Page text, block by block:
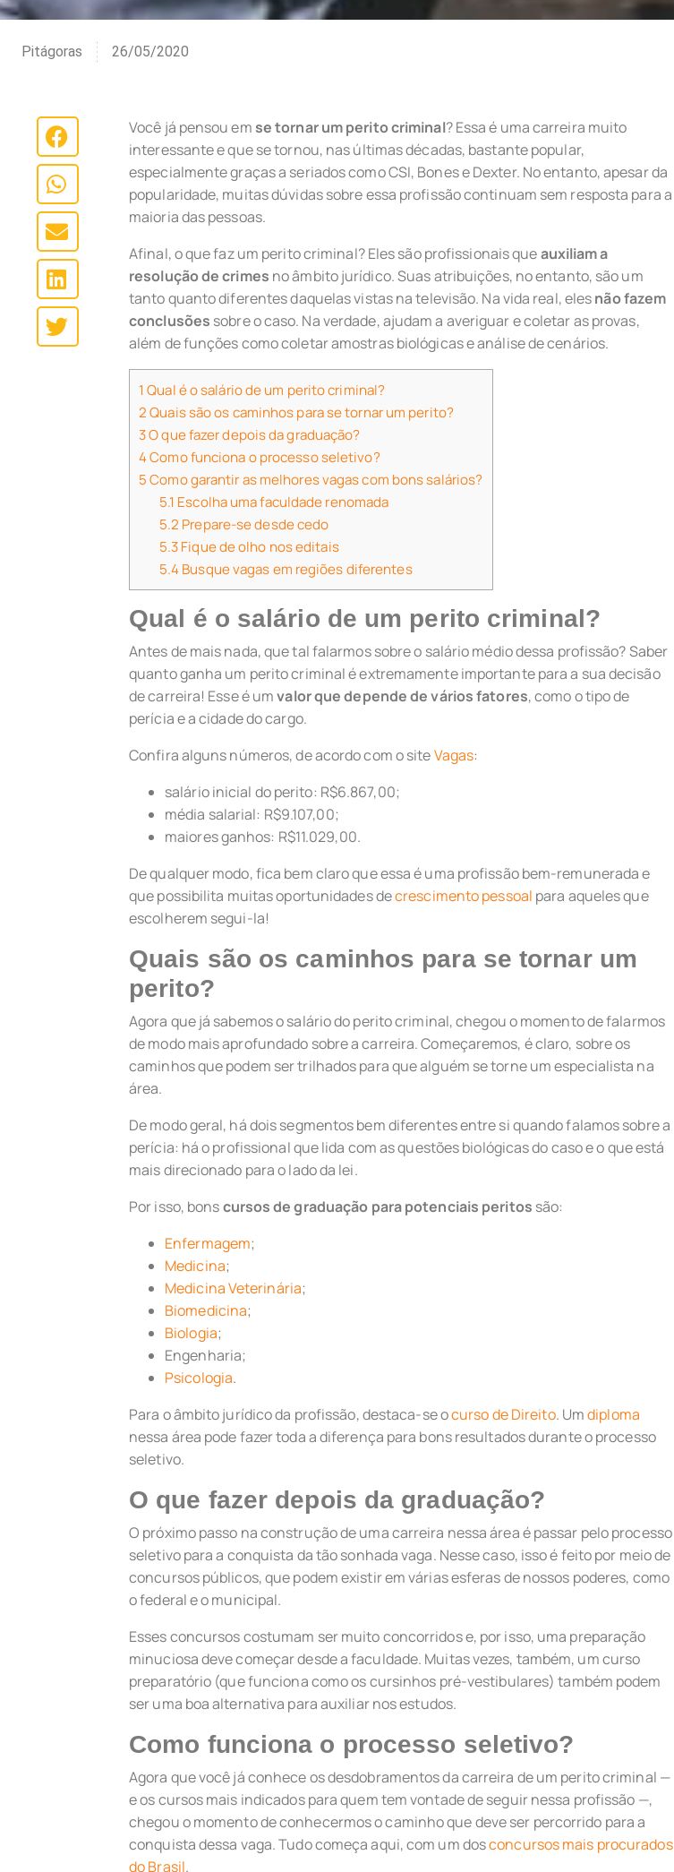
Pitágoras 26/05/2020
Você já pensou em se tornar um perito criminal? Essa é uma carreira muito
interessante e que se tornou, nas últimas décadas, bastante popular,
especialmente graças a seriados como CSI, Bones e Dexter. No entanto, apesar da
popularidade, muitas dúvidas sobre essa profissão continuam sem resposta para a
maioria das pessoas.
Afinal, o que faz um perito criminal? Eles são profissionais queauxiliam a
resolução de crimes no âmbito jurídico. Suas atribuições, no entanto, são um
tanto quanto diferentes daquelas vistas na televisão. Na vida real, elesnão fazem
conclusões sobre o caso. Na verdade, ajudam a averiguar e coletar as provas,
além de funções como coletar amostras biológicas e análise de cenários.
1 Qual é o salário de um perito criminal?
2Quais são os caminhos para se tornar um perito?
3O que fazer depois da graduação?
4Como funciona o processo seletivo?
5Como garantir as melhores vagas com bons salários?
5.1 Escolha uma faculdade renomada
5.2 Prepare-se desde cedo
5.3Fique de olho nos editais
5.4Busque vagas em regiões diferentes
Qual é o salário de um perito criminal?
Antes de mais nada, que tal falarmos sobre o salário médio dessa profissão? Saber
quanto ganha um perito criminal é extremamente importante para a sua decisão
de carreira! Esse é umvalor que depende de vários fatores, como o tipo de
perícia e a cidade do cargo.
Confira alguns números, de acordo com o siteVagas:
salário inicial do perito: R$6.867,00;
média salarial: R$9.107,00;
maiores ganhos: R$11.029,00.
De qualquer modo, fica bem claro que essa é uma profissão bem-remunerada e
que possibilita muitas oportunidades decrescimento pessoal para aqueles que
escolherem segui-la!
Quais são os caminhos para se tornar um
perito?
Agora que já sabemos o salário do perito criminal, chegou o momento de falarmos
de modo mais aprofundado sobre a carreira. Começaremos, é claro, sobre os
caminhos que podem ser trilhados para que alguém se torne um especialista na
área.
De modo geral, há dois segmentos bem diferentes entre si quando falamos sobre a
perícia: há o profissional que lida com as questões biológicas do caso e o que está
mais direcionado para o lado da lei.
Por isso, bonscursos de graduação para potenciais peritos são:
Enfermagem;
Medicina;
Medicina Veterinária;
Biomedicina;
Biologia;
Engenharia;
Psicologia.
Para o âmbito jurídico da profissão, destaca-se ocurso de Direito. Umdiploma
nessa área pode fazer toda a diferença para bons resultados durante o processo
seletivo.
O que fazer depois da graduação?
O próximo passo na construção de uma carreira nessa área é passar pelo processo
seletivo para a conquista da tão sonhada vaga. Nesse caso, isso é feito por meio de
concursos públicos, que podem existir em várias esferas de nossos poderes, como
o federal e o municipal.
Esses concursos costumam ser muito concorridos e, por isso, uma preparação
minuciosa deve começar desde a faculdade. Muitas vezes, também, um curso
preparatório (que funciona como os cursinhos pré-vestibulares) também podem
ser uma boa alternativa para auxiliar nos estudos.
Como funciona o processo seletivo?
Agora que você já conhece os desdobramentos da carreira de um perito criminal —
e os cursos mais indicados para quem tem vontade de seguir nessa profissão —,
chegou o momento de conhecermos o caminho que deve ser percorrido para a
conquista dessa vaga. Tudo começa aqui, com um dosconcursos mais procurados
do Brasil.